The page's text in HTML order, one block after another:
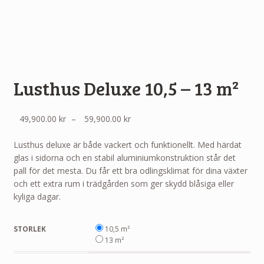
Lusthus Deluxe 10,5 – 13 m²
49,900.00 kr – 59,900.00 kr
till
59,900.00 kr
Lusthus deluxe är både vackert och funktionellt. Med härdat
glas i sidorna och en stabil aluminiumkonstruktion står det
pall för det mesta. Du får ett bra odlingsklimat för dina växter
och ett extra rum i trädgården som ger skydd blåsiga eller
kyliga dagar.
STORLEK
10,5 m²
13 m²